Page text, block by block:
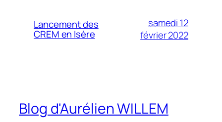
Lancement des
CREM en Isère
samedi 12
février 2022
Blog d'Aurélien WILLEM